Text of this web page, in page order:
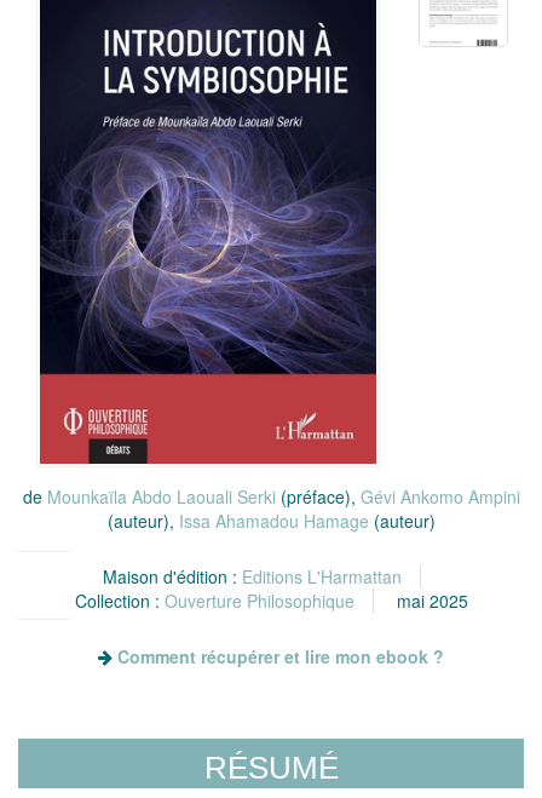
de Mounkaïla Abdo Laouali Serki(préface), Gévi Ankomo Ampini
(auteur), Issa Ahamadou Hamage (auteur)
Maison d'édition : Editions L'Harmattan
Collection : Ouverture Philosophique mai 2025
Comment récupérer et lire mon ebook ?
RÉSUMÉ